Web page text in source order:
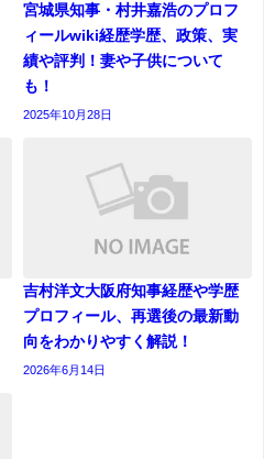
宮城県知事・村井嘉浩のプロフ
ィールwiki経歴学歴、政策、実
績や評判！妻や子供について
も！
2025年10月28日
吉村洋文大阪府知事経歴や学歴
プロフィール、再選後の最新動
向をわかりやすく解説！
2026年6月14日